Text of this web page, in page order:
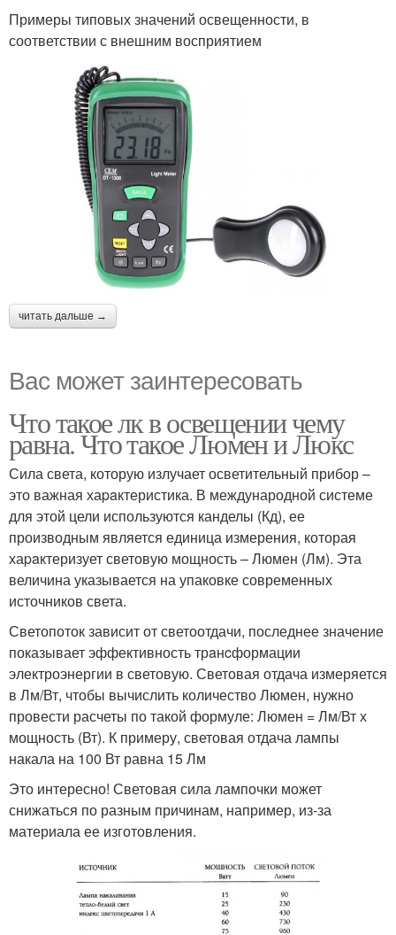
Примеры типовых значений освещенности, в
соответствии с внешним восприятием
читать дальше →
Вас может заинтересовать
Что такое лк в освещении чему
равна. Что такое Люмен и Люкс
Сила света, которую излучает осветительный прибор –
это важная хаpaктеристика. В международной системе
для этой цели используются канделы (Кд), ее
производным является единица измерения, которая
хаpaктеризует световую мощность – Люмен (Лм). Эта
величина указывается на упаковке современных
источников света.
Светопоток зависит от светоотдачи, последнее значение
показывает эффективность трaнcформации
электроэнергии в световую. Световая отдача измеряется
в Лм/Вт, чтобы вычислить количество Люмен, нужно
провести расчеты по такой формуле: Люмен = Лм/Вт х
мощность (Вт). К примеру, световая отдача лампы
накала на 100 Вт равна 15 Лм
Это интересно! Световая сила лампочки может
снижаться по разным причинам, например, из-за
материала ее изготовления.